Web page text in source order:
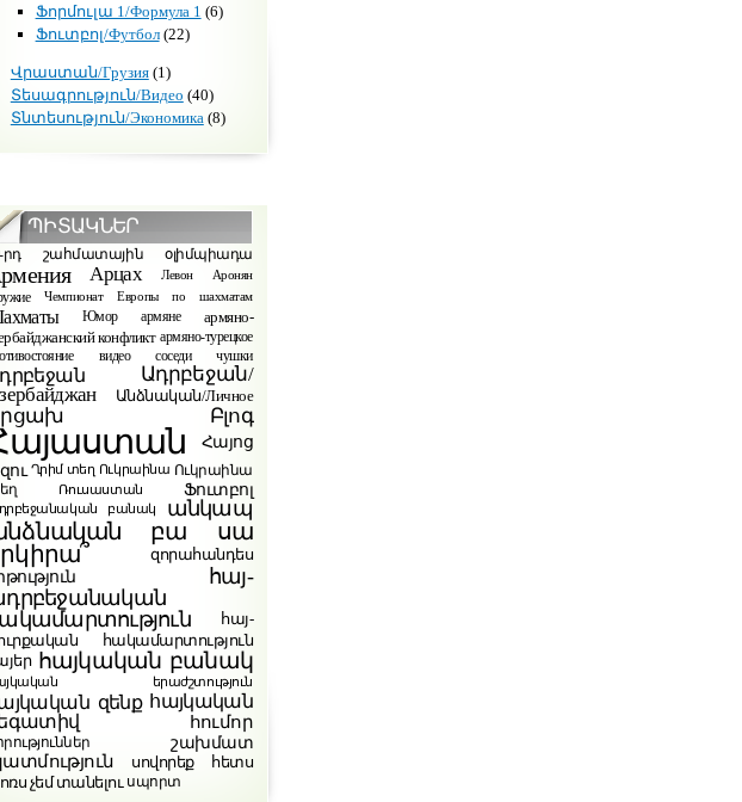
Ֆորմուլա 1/Формула 1 (6)
Ֆուտբոլ/Футбол(22)
Վրաստան/Грузия(1)
Տեսագրություն/Видео (40)
Տնտեսություն/Экономика(8)
ՊԻՏԱԿՆԵՐ
րդ շահմատային օլիմպիադա
Арцах Левон Аронян
Чемпионат Европы по шахматам
Юмор армяне
армяно-
конфликт армяно-турецкое
видео соседи чушки
Ադրբեջան/
Անձնական/Личное
Բլոգ
Հայոց
Ղրիմ տեղ Ուկրաինա Ուկրաինա
Ռուսաստան Ֆուտբոլ
բանակ անկապ
բա սա
զորահանդես
հայ-
հայ-
հակամարտություն
հայկական բանակ
երաժշտություն
զենք հայկական
հումոր
շախմատ
սովորեք հետս
չեմ տանելու սպորտ